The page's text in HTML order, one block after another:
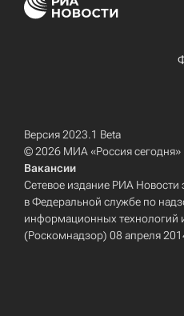
Версия 2023.1 Beta
© 2026 МИА «Россия сегодня»
Вакансии
Сетевое издание РИА Новости
в Федеральной службе по
информационных технологий
(Роскомнадзор) 08 апреля